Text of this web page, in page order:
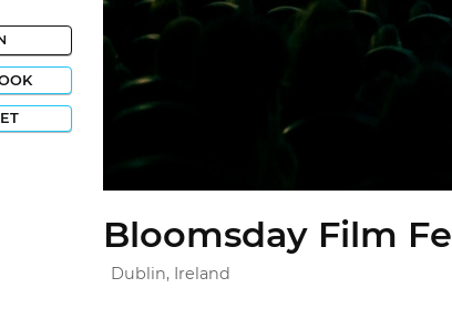
Bloomsday Film
Dublin, Ireland